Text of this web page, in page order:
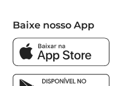
Baixe nosso App